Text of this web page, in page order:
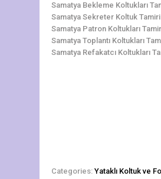
Samatya Bekleme Koltukları
Samatya Sekreter Koltuk
Samatya Patron Koltukları
Samatya Toplantı Koltukları
Samatya Refakatcı Koltukları
Categories: Yataklı Koltuk ve